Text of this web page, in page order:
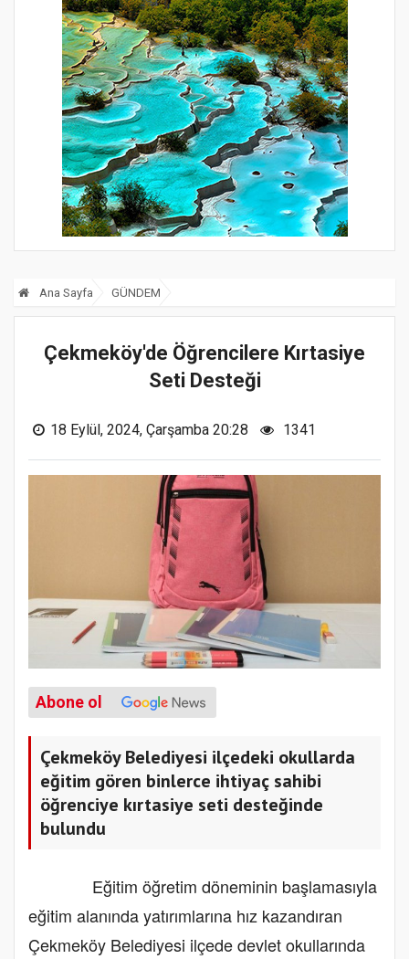
Ana Sayfa GÜNDEM
Çekmeköy'de Öğrencilere Kırtasiye
Seti Desteği
18 Eylül, 2024, Çarşamba 20:28 1341
Abone ol
Çekmeköy Belediyesi ilçedeki okullarda
eğitim gören binlerce ihtiyaç sahibi
öğrenciye kırtasiye seti desteğinde
bulundu
Eğitim öğretim döneminin başlamasıyla
eğitim alanında yatırımlarına hız kazandıran
Çekmeköy Belediyesi ilçede devlet okullarında